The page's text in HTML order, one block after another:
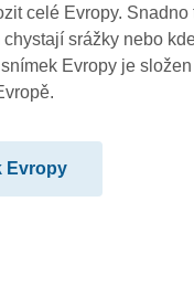
celé Evropy. Snadno
srážky nebo
Evropy je
Evropy